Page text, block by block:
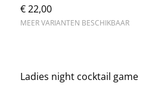
Nieuw.
€ 22,00
MEER VARIANTEN BESCHIKBAAR
Ladies night cocktail game